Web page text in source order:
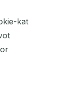
kat